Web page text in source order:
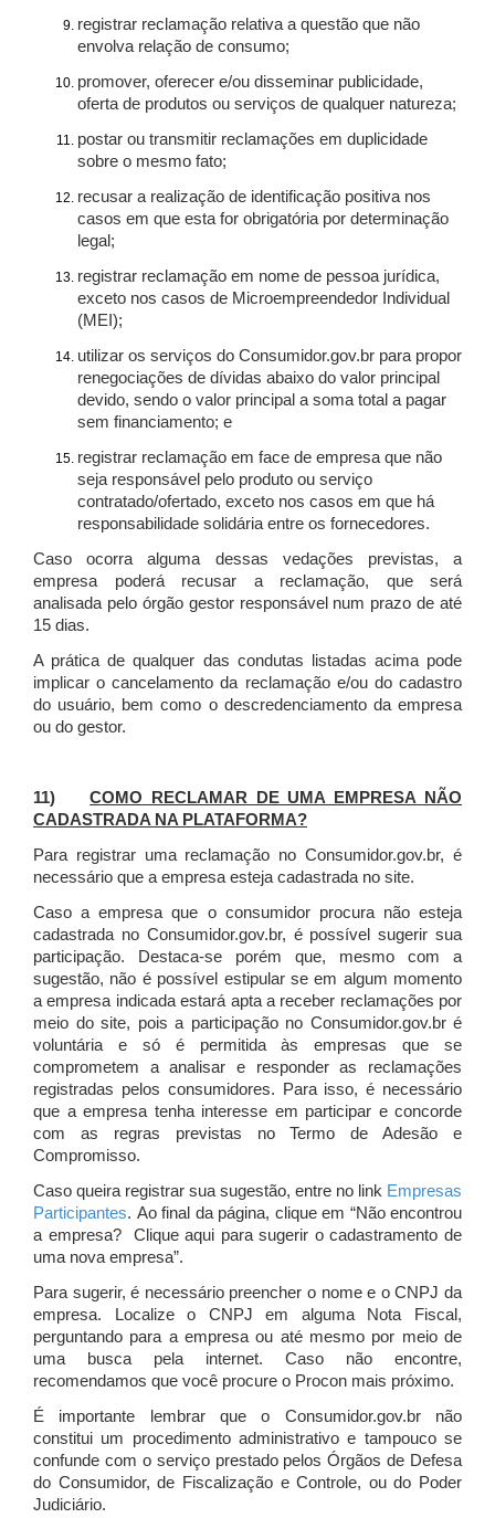
registrar reclamação relativa a questão que não
envolva relação de consumo;
promover, oferecer e/ou disseminar publicidade,
oferta de produtos ou serviços de qualquer natureza;
postar ou transmitir reclamações em duplicidade
sobre o mesmo fato;
recusar a realização de identificação positiva nos
casos em que esta for obrigatória por determinação
legal;
registrar reclamação em nome de pessoa jurídica,
exceto nos casos de Microempreendedor Individual
(MEI);
utilizar os serviços do Consumidor.gov.br para propor
renegociações de dívidas abaixo do valor principal
devido, sendo o valor principal a soma total a pagar
sem financiamento; e
registrar reclamação em face de empresa que não
seja responsável pelo produto ou serviço
contratado/ofertado, exceto nos casos em que há
responsabilidade solidária entre os fornecedores.
Caso ocorra alguma dessas vedações previstas, a
empresa poderá recusar a reclamação, que será
analisada pelo órgão gestor responsável num prazo de até
15 dias.
A prática de qualquer das condutas listadas acima pode
implicar o cancelamento da reclamação e/ou do cadastro
do usuário, bem como o descredenciamento da empresa
ou do gestor.
11)COMO RECLAMAR DE UMA EMPRESA NÃO
CADASTRADA NA PLATAFORMA?
Para registrar uma reclamação no Consumidor.gov.br, é
necessário que a empresa esteja cadastrada no site.
Caso a empresa que o consumidor procura não esteja
cadastrada no Consumidor.gov.br, é possível sugerir sua
participação. Destaca-se porém que, mesmo com a
sugestão, não é possível estipular se em algum momento
a empresa indicada estará apta a receber reclamações por
meio do site, pois a participação no Consumidor.gov.br é
voluntária e só é permitida às empresas que se
comprometem a analisar e responder as reclamações
registradas pelos consumidores. Para isso, é necessário
que a empresa tenha interesse em participar e concorde
com as regras previstas no Termo de Adesão e
Compromisso.
Caso queira registrar sua sugestão, entre no link Empresas
Participantes. Ao final da página, clique em “Não encontrou
a empresa? Clique aqui para sugerir o cadastramento de
uma nova empresa”.
Para sugerir, é necessário preencher o nome e o CNPJ da
empresa. Localize o CNPJ em alguma Nota Fiscal,
perguntando para a empresa ou até mesmo por meio de
uma busca pela internet. Caso não encontre,
recomendamos que você procure o Procon mais próximo.
É importante lembrar que o Consumidor.gov.br não
constitui um procedimento administrativo e tampouco se
confunde com o serviço prestado pelos Órgãos de Defesa
do Consumidor, de Fiscalização e Controle, ou do Poder
Judiciário.